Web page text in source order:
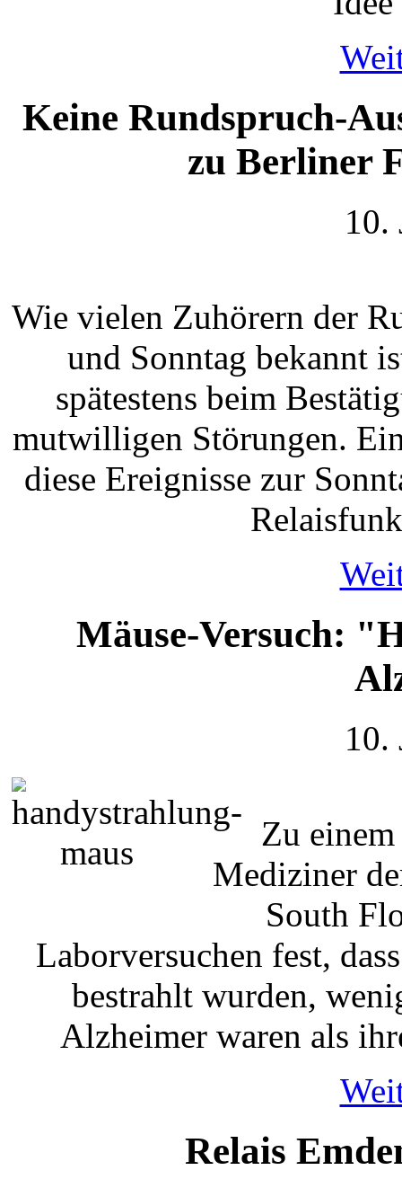
Keine Rundspruch-
zu Berliner
10.
Wie vielen Zuhörern der
und Sonntag bekannt
spätestens beim
mutwilligen Störungen.
diese Ereignisse zur
Mäuse-Versuch:
10.
Zu
Mediziner
South
Laborversuchen fest,
bestrahlt wurden,
Alzheimer waren als
Relais